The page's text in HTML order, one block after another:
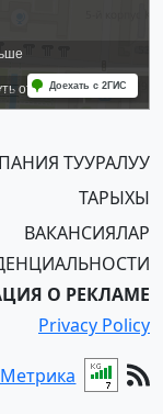
ТУУРАЛУУ
ТАРЫХЫ
ВАКАНСИЯЛАР
О РЕКЛАМЕ
Privacy Policy